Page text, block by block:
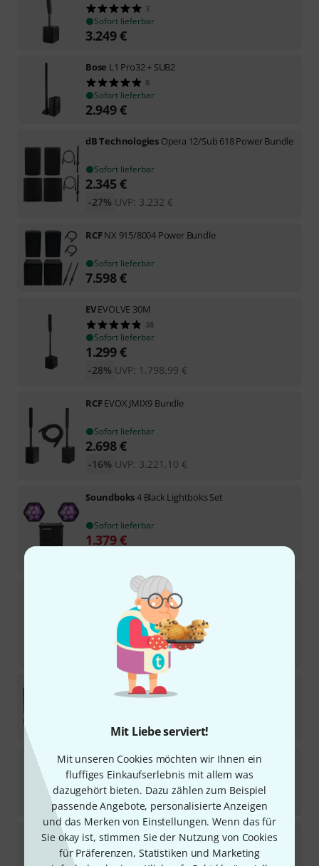
Mit Liebe serviert!
Mit unseren Cookies möchten wir Ihnen ein
fluffiges Einkaufserlebnis mit allem was
dazugehört bieten. Dazu zählen zum Beispiel
passende Angebote, personalisierte Anzeigen
und das Merken von Einstellungen. Wenn das für
Sie okay ist, stimmen Sie der Nutzung von Cookies
für Präferenzen, Statistiken und Marketing
3
Sofort lieferbar
3.249€
Bose L1 Pro32 + SUB2
8
Sofort lieferbar
2.949€
dB Technologies Opera 12/Sub 618 Power Bundle
Sofort lieferbar
2.345€
UVP: 3.232 €
-27%
RCFNX 915/8004 Power Bundle
Sofort lieferbar
7.598€
EVEVOLVE 30M
38
Sofort lieferbar
1.299€
UVP: 1.798,99 €
-28%
RCFEVOX JMIX9 Bundle
Sofort lieferbar
2.698€
UVP: 3.221,10 €
-16%
Soundboks4 Black Lightboks Set
Sofort lieferbar
1.379€
LD Systems Dave 15 G4X
13
Sofort lieferbar
UVP:1.559,90 €
Fun GenerationSatmix 2.1 Bundle
€
BoseL1 Pro32 + SUB1
4
Sofort lieferbar
2.619€
HK AudioPolar 10 MK2 BK
9
Sofort lieferbar